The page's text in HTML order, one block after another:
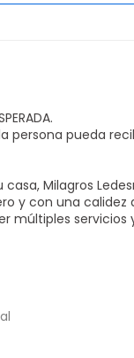
persona pueda
Milagros
y con una calidez
múltiples